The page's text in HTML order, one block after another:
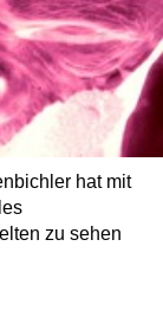
hat mit
zu sehen